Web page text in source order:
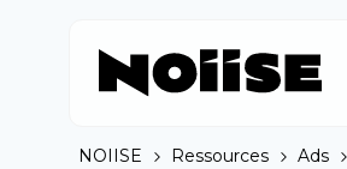
NOIISE Ressources Ads